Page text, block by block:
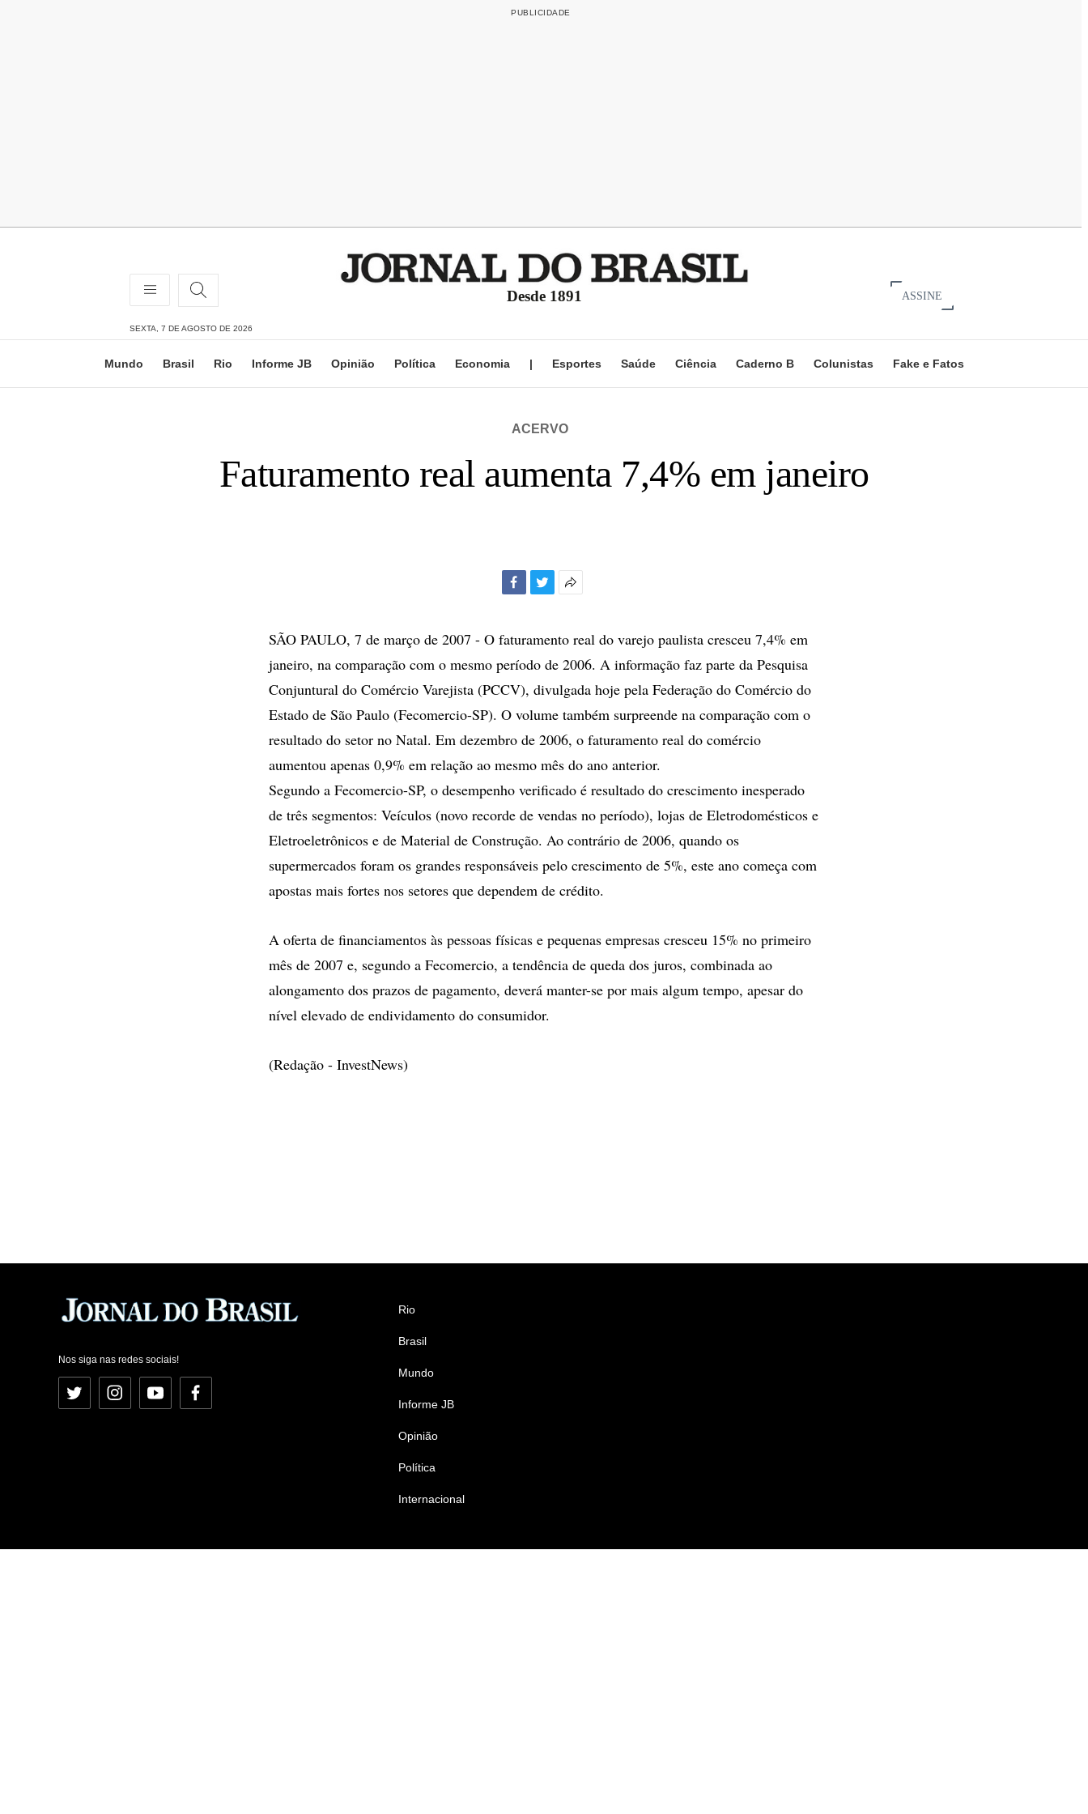
Desde 1891 ASSINE
SEXTA, 7 DE AGOSTO DE 2026
Mundo Brasil Rio Informe JB Opinião Política Economia | Esportes Saúde Ciência Caderno B Colunistas Fake e Fatos
ACERVO
Faturamento real aumenta 7,4% em janeiro
compartilhamento
SÃO PAULO, 7 de março de 2007 - O faturamento real do varejo paulista cresceu 7,4% em
janeiro, na comparação com o mesmo período de 2006. A informação faz parte da Pesquisa
Conjuntural do Comércio Varejista (PCCV), divulgada hoje pela Federação do Comércio do
Estado de São Paulo (Fecomercio-SP). O volume também surpreende na comparação com o
resultado do setor no Natal. Em dezembro de 2006, o faturamento real do comércio
aumentou apenas 0,9% em relação ao mesmo mês do ano anterior.
Segundo a Fecomercio-SP, o desempenho verificado é resultado do crescimento inesperado
de três segmentos: Veículos (novo recorde de vendas no período), lojas de Eletrodomésticos e
Eletroeletrônicos e de Material de Construção. Ao contrário de 2006, quando os
supermercados foram os grandes responsáveis pelo crescimento de 5%, este ano começa com
apostas mais fortes nos setores que dependem de crédito.
A oferta de financiamentos às pessoas físicas e pequenas empresas cresceu 15% no primeiro
mês de 2007 e, segundo a Fecomercio, a tendência de queda dos juros, combinada ao
alongamento dos prazos de pagamento, deverá manter-se por mais algum tempo, apesar do
nível elevado de endividamento do consumidor.
(Redação - InvestNews)
Nos siga nas redes sociais!
Twitter InstagramYouTubeFacebook
Rio
Brasil
Mundo
Informe JB
Opinião
Política
Internacional